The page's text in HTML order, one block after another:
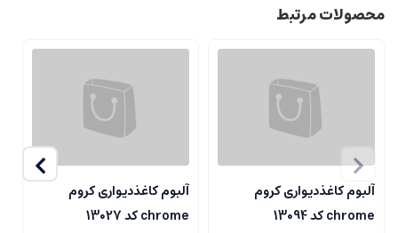
محصولات مرتبط
آلبوم کاغذدیواری کروم
chrome کد 13094
آلبوم کاغذدیواری کروم
chrome کد 13027